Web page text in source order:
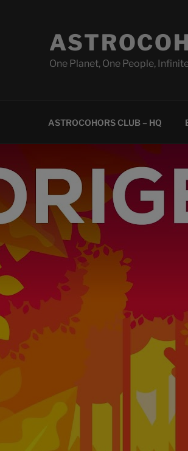
One Planet, One People,
ASTROCOHORS CLUB – HQ